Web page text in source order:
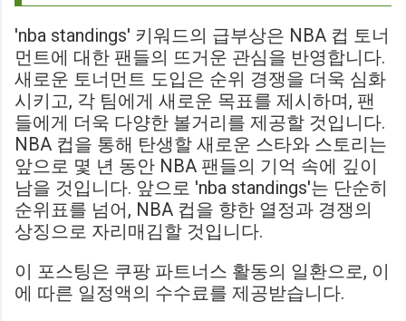
'nba standings' 키워드의 급부상은 NBA 컵 토너
먼트에 대한 팬들의 뜨거운 관심을 반영합니다.
새로운 토너먼트 도입은 순위 경쟁을 더욱 심화
시키고, 각 팀에게 새로운 목표를 제시하며, 팬
들에게 더욱 다양한 볼거리를 제공할 것입니다.
NBA 컵을 통해 탄생할 새로운 스타와 스토리는
앞으로 몇 년 동안 NBA 팬들의 기억 속에 깊이
남을 것입니다. 앞으로 'nba standings'는 단순히
순위표를 넘어, NBA 컵을 향한 열정과 경쟁의
상징으로 자리매김할 것입니다.
이 포스팅은 쿠팡 파트너스 활동의 일환으로, 이
에 따른 일정액의 수수료를 제공받습니다.